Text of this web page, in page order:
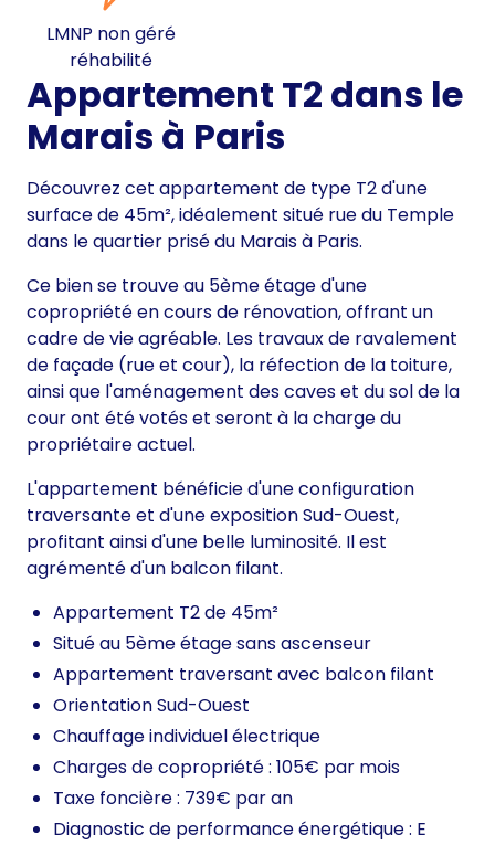
LMNP non géré
réhabilité
Appartement T2 dans le
Marais à Paris
Découvrez cet appartement de type T2 d'une
surface de 45m², idéalement situé rue du Temple
dans le quartier prisé du Marais à Paris.
Ce bien se trouve au 5ème étage d'une
copropriété en cours de rénovation, offrant un
cadre de vie agréable. Les travaux de ravalement
de façade (rue et cour), la réfection de la toiture,
ainsi que l'aménagement des caves et du sol de la
cour ont été votés et seront à la charge du
propriétaire actuel.
L'appartement bénéficie d'une configuration
traversante et d'une exposition Sud-Ouest,
profitant ainsi d'une belle luminosité. Il est
agrémenté d'un balcon filant.
Appartement T2 de 45m²
Situé au 5ème étage sans ascenseur
Appartement traversant avec balcon filant
Orientation Sud-Ouest
Chauffage individuel électrique
Charges de copropriété : 105€ par mois
Taxe foncière : 739€ par an
Diagnostic de performance énergétique : E